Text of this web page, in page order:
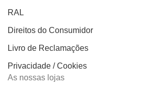
RAL
Direitos do Consumidor
Livro de Reclamações
Privacidade / Cookies
As nossas lojas